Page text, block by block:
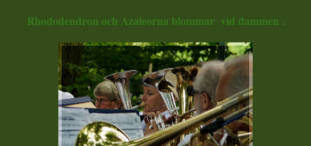
Rhododendron och Azaleorna blommar vid dammen .